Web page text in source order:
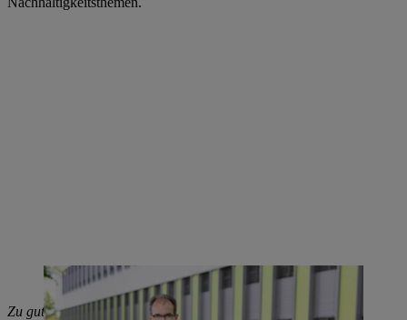
Die drei Fokusfelder der STIHL Nachhaltigkeitstrategie
Zu guter Letzt: Woraus ziehen Sie ganz privat Ihre Energie?